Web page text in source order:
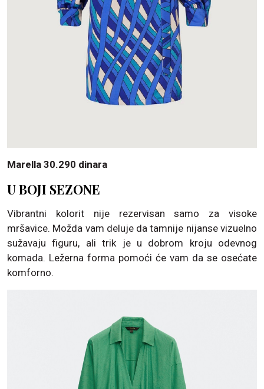
Marella 30.290 dinara
U BOJI SEZONE
Vibrantni kolorit nije rezervisan samo za visoke
mršavice. Možda vam deluje da tamnije nijanse vizuelno
sužavaju figuru, ali trik je u dobrom kroju odevnog
komada. Ležerna forma pomoći će vam da se osećate
komforno.